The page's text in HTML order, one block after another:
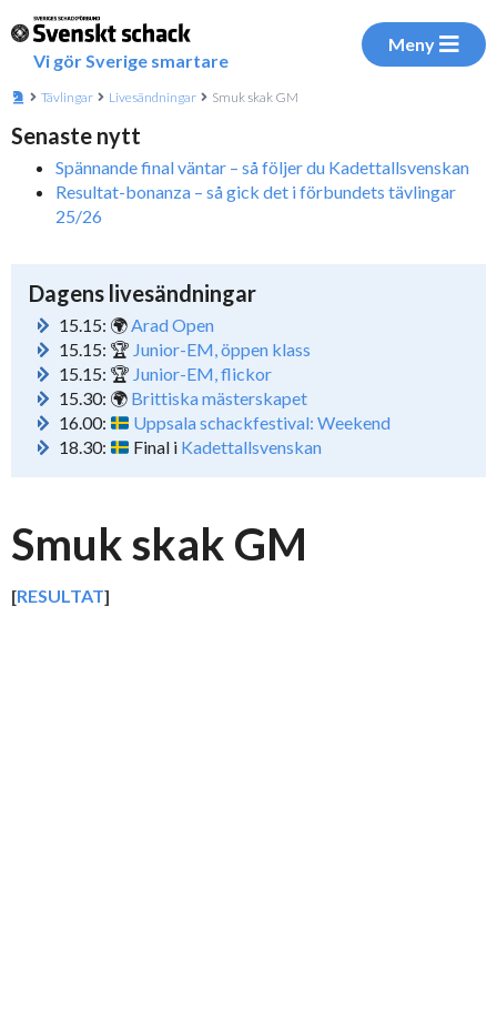
Vi gör Sverige smartare
Meny
Tävlingar Livesändningar Smuk skak GM
Senaste nytt
Spännande final väntar – så följer du Kadettallsvenskan
Resultat-bonanza – så gick det i förbundets tävlingar
25/26
Dagens livesändningar
15.15: 🌍Arad Open
15.15: 🏆 Junior-EM, öppen klass
15.15: 🏆 Junior-EM, flickor
15.30: 🌍 Brittiska mästerskapet
16.00:
Uppsala schackfestival: Weekend
18.30:
Final i Kadettallsvenskan
Smuk skak GM
[RESULTAT]